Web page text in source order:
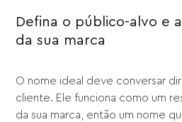
Defina o público-alvo e
da sua marca
O nome ideal deve conversar
cliente. Ele funciona como um
da sua marca, então um nome